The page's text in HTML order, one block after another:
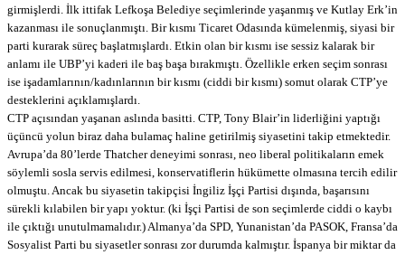
girmişlerdi. İlk ittifak Lefkoşa Belediye seçimlerinde yaşanmış ve Kutlay Erk’in
kazanması ile sonuçlanmıştı. Bir kısmı Ticaret Odasında kümelenmiş, siyasi bir
parti kurarak süreç başlatmışlardı. Etkin olan bir kısmı ise sessiz kalarak bir
anlamı ile UBP’yi kaderi ile baş başa bırakmıştı. Özellikle erken seçim sonrası
ise işadamlarının/kadınlarının bir kısmı (ciddi bir kısmı) somut olarak CTP’ye
desteklerini açıklamışlardı.
CTP açısından yaşanan aslında basitti. CTP, Tony Blair’in liderliğini yaptığı
üçüncü yolun biraz daha bulamaç haline getirilmiş siyasetini takip etmektedir.
Avrupa’da 80’lerde Thatcher deneyimi sonrası, neo liberal politikaların emek
söylemli sosla servis edilmesi, konservatiflerin hükümette olmasına tercih edilir
olmuştu. Ancak bu siyasetin takipçisi İngiliz İşçi Partisi dışında, başarısını
sürekli kılabilen bir yapı yoktur. (ki İşçi Partisi de son seçimlerde ciddi o kaybı
ile çıktığı unutulmamalıdır.) Almanya’da SPD, Yunanistan’da PASOK, Fransa’da
Sosyalist Parti bu siyasetler sonrası zor durumda kalmıştır. İspanya bir miktar da